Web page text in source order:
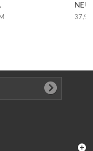
37,90